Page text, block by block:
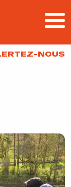
NOUS
NOUS